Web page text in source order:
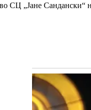
СЦ „Јане Сандански“